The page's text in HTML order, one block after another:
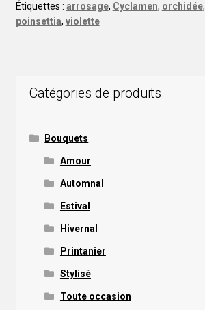
Étiquettes : arrosage, Cyclamen, orchidée,
poinsettia, violette
Catégories de produits
Bouquets
Amour
Automnal
Estival
Hivernal
Printanier
Stylisé
Toute occasion